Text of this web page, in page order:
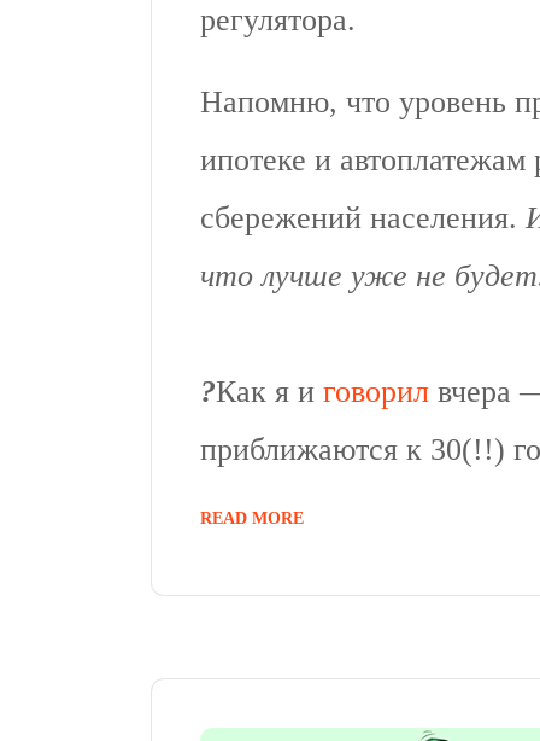
регулятора.
Напомню, что уровень
ипотеке и автоплатежам
сбережений населения.
что лучше уже не
?Как я и говорил вчера
приближаются к 30(!!)
READ MORE